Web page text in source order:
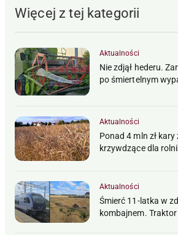
Więcej z tej kategorii
Aktualności
Nie zdjął hederu.
po śmiertelnym
Aktualności
Ponad 4 mln zł
krzywdzące dla
Aktualności
Śmierć 11-latka w
kombajnem.